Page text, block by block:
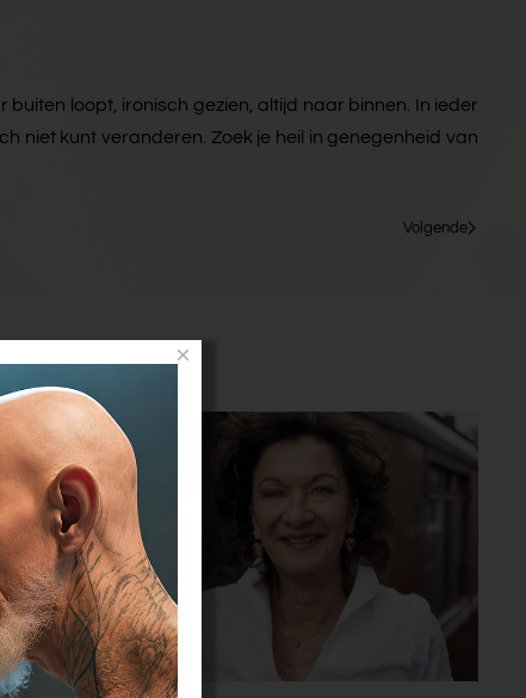
loopt, ironisch gezien, altijd naar binnen. In ieder
niet kunt veranderen. Zoek je heil in genegenheid van
Volgende
×